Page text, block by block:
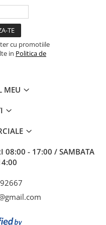
cu promotiile
in Politica de
MEU
08:00 - 17:00 / SAMBATA